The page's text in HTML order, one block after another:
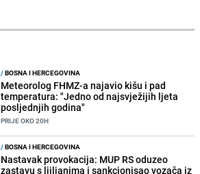
/BOSNA I HERCEGOVINA
Meteorolog FHMZ-a najavio kišu i pad
temperatura: "Jedno od najsvježijih ljeta
posljednjih godina"
PRIJE OKO 20H
/BOSNA I HERCEGOVINA
Nastavak provokacija: MUP RS oduzeo
zastavu s ljiljanima i sankcionisao vozača iz